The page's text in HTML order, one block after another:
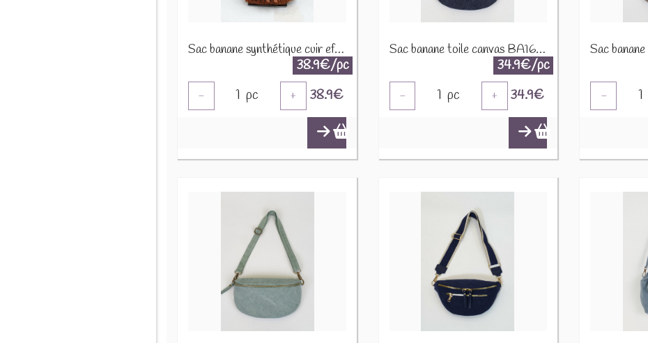
Sac banane synthétique cuir effet mouton CUIR-IT-876-3 Marron
38.9€/pc
- 1 pc + 38.9€
Sac banane toile canvas BA166 Marine
34.9€/pc
- 1 pc + 34.9€ - 1